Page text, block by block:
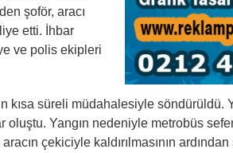
şoför, aracı
etti. İhbar
ve polis ekipleri
kısa süreli müdahalesiyle söndürüldü.
oluştu. Yangın nedeniyle metrobüs
çekiciyle kaldırılmasının